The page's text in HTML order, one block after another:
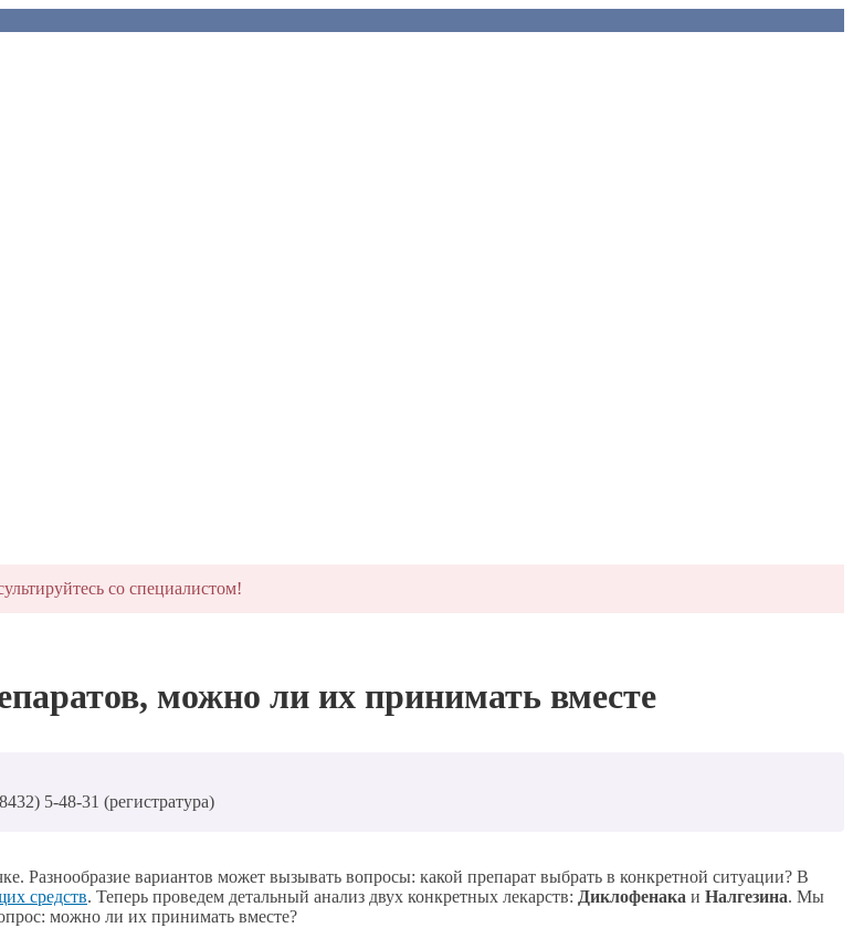
со специалистом!
можно ли их принимать вместе
5-48-31 (регистратура)
вариантов может вызывать вопросы: какой препарат выбрать в конкретной ситуации? В
средств. Теперь проведем детальный анализ двух конкретных лекарств: Диклофенака и Налгезина. Мы
можно ли их принимать вместе?